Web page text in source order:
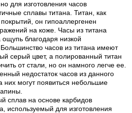
для изготовления часов
сплавы титана. Титан, как
он гипоаллергенен
на коже. Часы из титана
благодаря низкой
часов из титана имеют
серый цвет, а полированный титан
от стали, но он намного легче ее.
недостаток часов из данного
них могут появиться небольшие
сплав на основе карбидов
используемый для изготовления